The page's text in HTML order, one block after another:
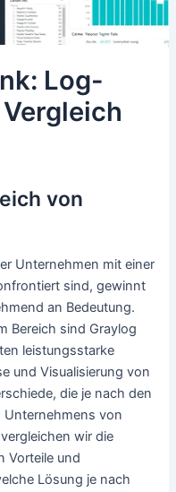
Log-
von
Unternehmen mit einer
sind, gewinnt
an Bedeutung.
Bereich sind Graylog
leistungsstarke
und Visualisierung von
die je nach den
Unternehmens von
wir die
Vorteile und
Lösung je nach